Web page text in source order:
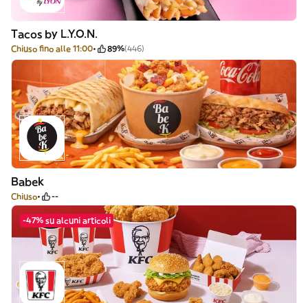
Tacos by L.Y.O.N.
Chiuso fino alle 11:00 89%(446)
Babek
Chiuso --
-47% su alcuni articoli